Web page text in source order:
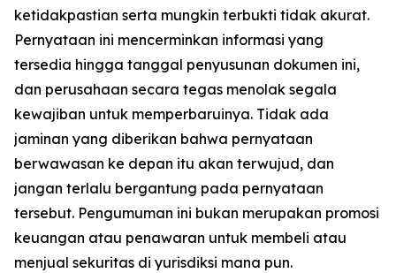
ketidakpastian serta mungkin terbukti tidak akurat.
Pernyataan ini mencerminkan informasi yang
tersedia hingga tanggal penyusunan dokumen ini,
dan perusahaan secara tegas menolak segala
kewajiban untuk memperbaruinya. Tidak ada
jaminan yang diberikan bahwa pernyataan
berwawasan ke depan itu akan terwujud, dan
jangan terlalu bergantung pada pernyataan
tersebut. Pengumuman ini bukan merupakan promosi
keuangan atau penawaran untuk membeli atau
menjual sekuritas di yurisdiksi mana pun.